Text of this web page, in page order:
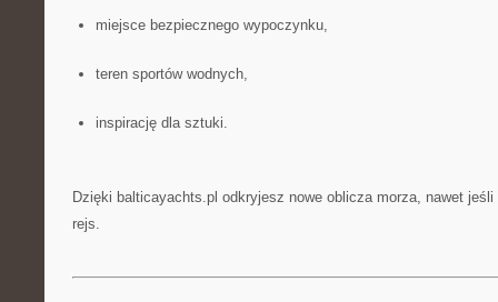
miejsce bezpiecznego wypoczynku,
teren sportów wodnych,
inspirację dla sztuki.
Dzięki balticayachts.pl odkryjesz nowe oblicza morza, nawet
rejs.